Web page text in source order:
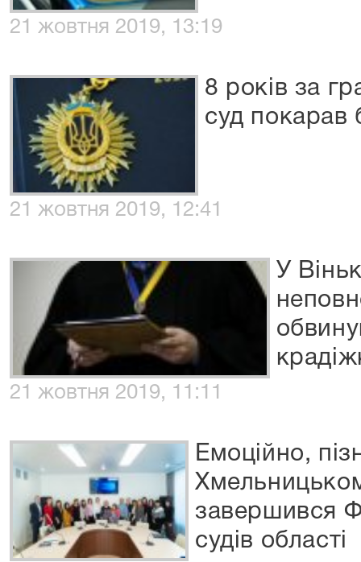
21 жовтня 2019, 13:19
8 років за
суд покарав
21 жовтня 2019, 12:41
У
21 жовтня 2019, 11:11
Емоційно,
завершився
судів області